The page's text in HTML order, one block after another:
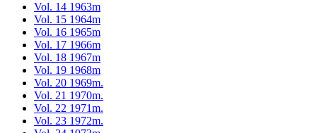
Vol. 14 1963m
Vol. 15 1964m
Vol. 16 1965m
Vol. 17 1966m
Vol. 18 1967m
Vol. 19 1968m
Vol. 20 1969m.
Vol. 21 1970m.
Vol. 22 1971m.
Vol. 23 1972m.